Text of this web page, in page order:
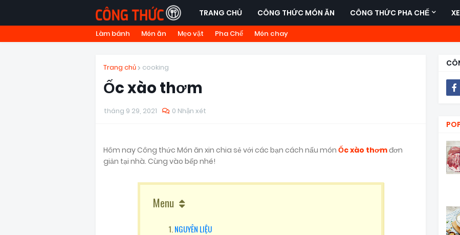
TRANG CHỦ CÔNG THỨC MÓN ĂN CÔNG THỨC PHA CHẾ
Làm bánh Món ăn Mẹo vặt Pha Chế Món chay
Trang chủ cooking
Ốc xào thơm
tháng 9 29, 2021 0 Nhận xét
Hôm nay Công thức Món ăn xin chia sẻ với các bạn cách nấu món Ốc xào thơmđơn
giản tại nhà. Cùng vào bếp nhé!
Menu
NGUYÊN LIỆU